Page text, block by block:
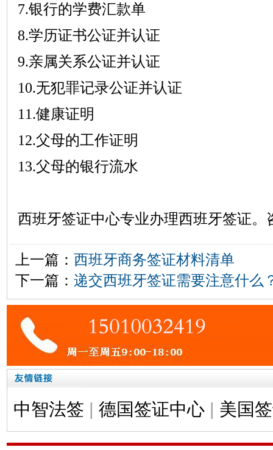
7.银行的学费汇款单
8.学历证书公证并认证
9.亲属关系公证并认证
10.无犯罪记录公证并认证
11.健康证明
12.父母的工作证明
13.父母的银行流水
西班牙签证中心专业办理西班牙签证。
上一篇： 西班牙商务签证材料清单
下一篇： 递交西班牙签证需要注意什么
中智法签 | 德国签证中心 | 美国